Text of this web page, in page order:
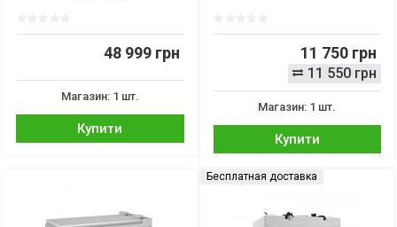
48 999 грн
Магазин: 1 шт.
Купити
11 750 грн
11 550 грн
Магазин: 1 шт.
Купити
Бесплатная доставка